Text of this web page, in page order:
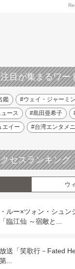
目が集まるワー
鑑 #ウェイ・ジャーミン
ース
#島田亜希子
エイー
#台湾エンタメ
セスランキング
ウ
ルー×ツォン・シュン
臨江仙 ～宿敵と...
送「笑歌行－Fated
...